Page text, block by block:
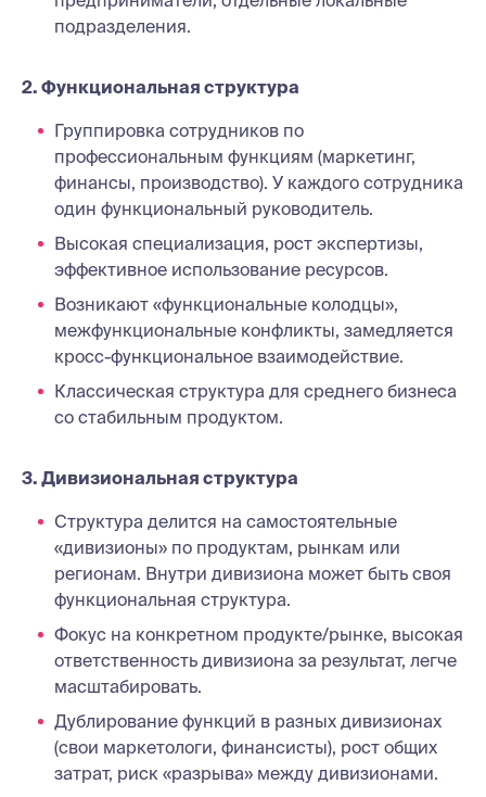
подразделения.
2. Функциональная структура
Группировка сотрудников по
профессиональным функциям (маркетинг,
финансы, производство). У каждого сотрудника
один функциональный руководитель.
Высокая специализация, рост экспертизы,
эффективное использование ресурсов.
Возникают «функциональные колодцы»,
межфункциональные конфликты, замедляется
кросс-функциональное взаимодействие.
Классическая структура для среднего бизнеса
со стабильным продуктом.
3. Дивизиональная структура
Структура делится на самостоятельные
«дивизионы» по продуктам, рынкам или
регионам. Внутри дивизиона может быть своя
функциональная структура.
Фокус на конкретном продукте/рынке, высокая
ответственность дивизиона за результат, легче
масштабировать.
Дублирование функций в разных дивизионах
(свои маркетологи, финансисты), рост общих
затрат, риск «разрыва» между дивизионами.